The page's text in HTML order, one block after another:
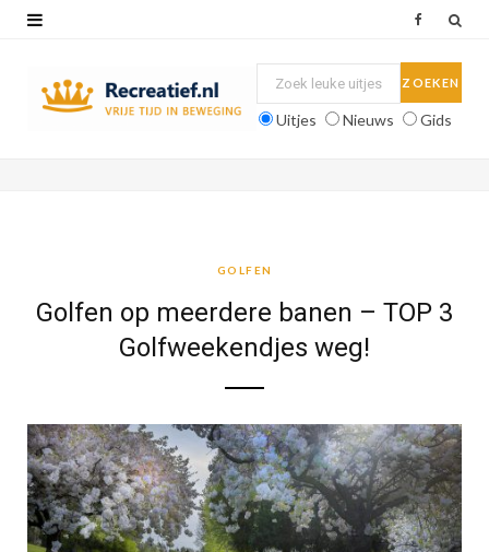
Uitjes Nieuws Gids
GOLFEN
Golfen op meerdere banen – TOP 3
Golfweekendjes weg!